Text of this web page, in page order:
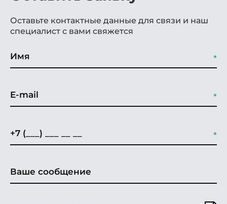
Оставьте контактные данные для связи и наш
специалист с вами свяжется